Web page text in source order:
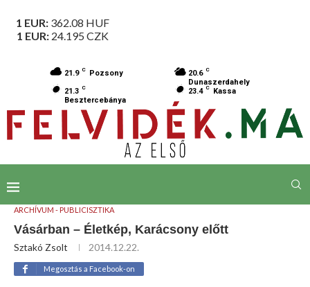
1 EUR: 362.08 HUF
1 EUR: 24.195 CZK
21.9 C Pozsony 20.6 C
Dunaszerdahely
21.3 C
Besztercebánya
23.4 C Kassa
ARCHÍVUM - PUBLICISZTIKA
Vásárban – Életkép, Karácsony előtt
Sztakó Zsolt 2014.12.22.
Megosztás a Facebook-on